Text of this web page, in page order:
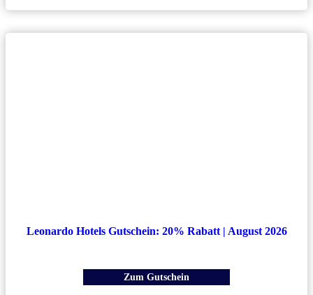
Leonardo Hotels Gutschein: 20% Rabatt | August 2026
Zum Gutschein